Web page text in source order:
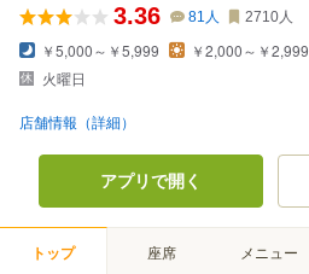
3.36 81 人 2710人
￥5,000～￥5,999
￥2,000～￥2,999
火曜日
店舗情報（詳細）
アプリで開く
トップ 座席 メニュー